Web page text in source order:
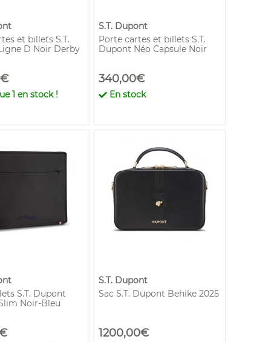
et billets S.T.
D Noir Derby
1 en stock !
S.T. Dupont
Porte cartes et billets S.T.
Dupont Néo Capsule Noir
340,00€
En stock
S.T. Dupont
Noir-Bleu
S.T. Dupont
Sac S.T. Dupont Behike 2025
1200,00€